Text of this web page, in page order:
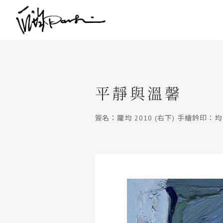
平靜與溫馨
簽名：龎均 2010 (右下) 手繪鈐印：